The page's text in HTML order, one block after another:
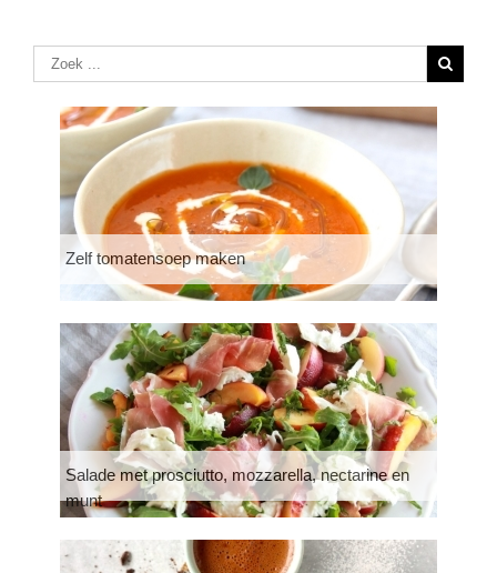
Zelf tomatensoep maken
Salade met prosciutto, mozzarella, nectarine en
munt